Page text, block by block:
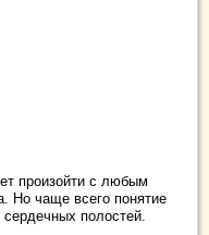
произойти с любым
Но чаще всего понятие
полостей.